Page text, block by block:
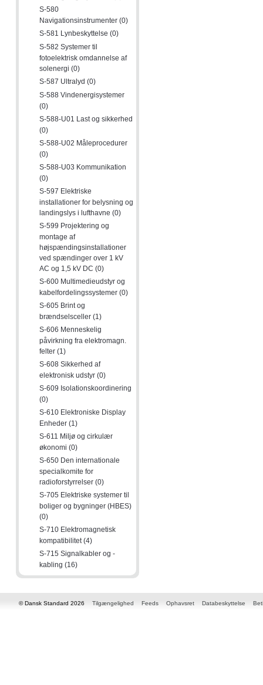
S-580
Navigationsinstrumenter (0)
S-581 Lynbeskyttelse (0)
S-582 Systemer til
fotoelektrisk omdannelse af
solenergi (0)
S-587 Ultralyd (0)
S-588 Vindenergisystemer
(0)
S-588-U01 Last og sikkerhed
(0)
S-588-U02 Måleprocedurer
(0)
S-588-U03 Kommunikation
(0)
S-597 Elektriske
installationer for belysning og
landingslys i lufthavne (0)
S-599 Projektering og
montage af
højspændingsinstallationer
ved spændinger over 1 kV
AC og 1,5 kV DC (0)
S-600 Multimedieudstyr og
kabelfordelingssystemer (0)
S-605 Brint og
brændselsceller (1)
S-606 Menneskelig
påvirkning fra elektromagn.
felter (1)
S-608 Sikkerhed af
elektronisk udstyr (0)
S-609 Isolationskoordinering
(0)
S-610 Elektroniske Display
Enheder (1)
S-611 Miljø og cirkulær
økonomi (0)
S-650 Den internationale
specialkomite for
radioforstyrrelser (0)
S-705 Elektriske systemer til
boliger og bygninger (HBES)
(0)
S-710 Elektromagnetisk
kompatibilitet (4)
S-715 Signalkabler og -
kabling (16)
© Dansk Standard 2026 Tilgængelighed Feeds Ophavsret Databeskyttelse